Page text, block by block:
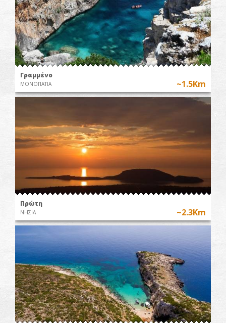
Γραμμένο
ΜΟΝΟΠΑΤΙΑ ~1.5Km
Πρώτη
ΝΗΣΙΑ ~2.3Km